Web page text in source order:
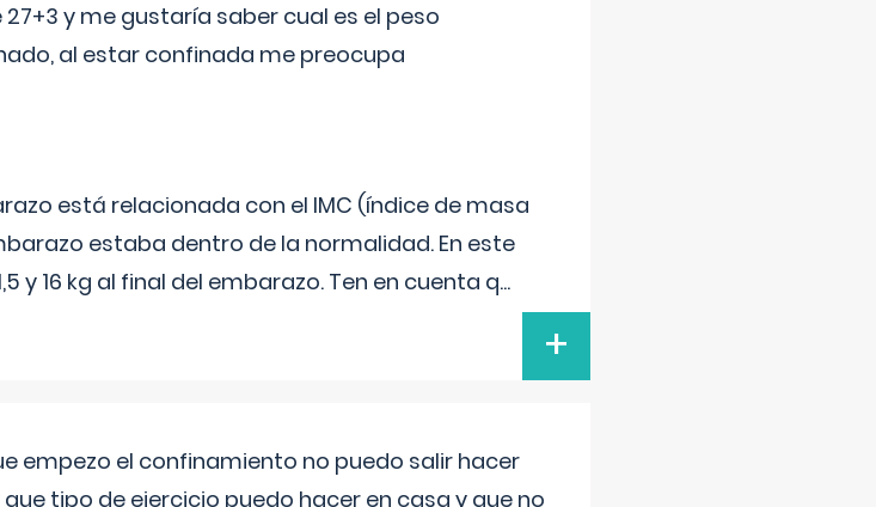
y me gustaría saber cual es el peso
al estar confinada me preocupa
está relacionada con el IMC (índice de masa
estaba dentro de la normalidad. En este
y 16 kg al final del embarazo. Ten en cuenta q...
+
empezo el confinamiento no puedo salir hacer
tipo de ejercicio puedo hacer en casa y que no